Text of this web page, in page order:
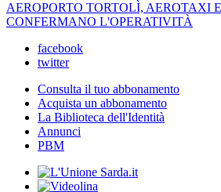
AEROPORTO TORTOLÌ, AEROTAXI
CONFERMANO L'OPERATIVITÀ
facebook
twitter
Consulta il tuo abbonamento
Acquista un abbonamento
La Biblioteca dell'Identità
Annunci
PBM